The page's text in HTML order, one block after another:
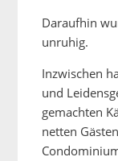
Daraufhin
unruhig.
Inzwischen
und
gemachten
netten